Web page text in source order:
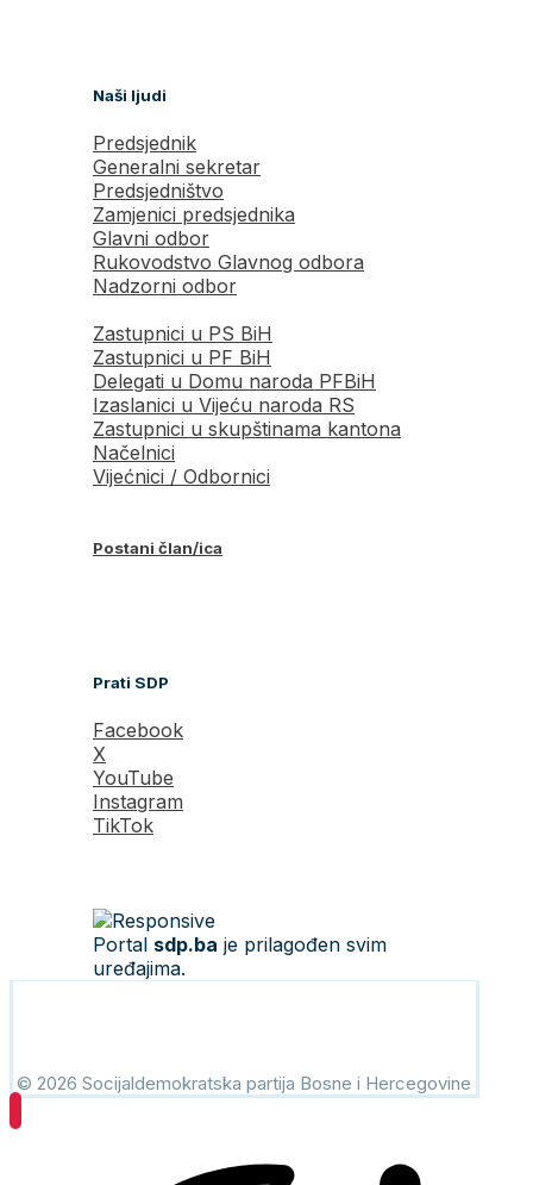
Naši ljudi
Predsjednik
Generalni sekretar
Predsjedništvo
Zamjenici predsjednika
Glavni odbor
Rukovodstvo Glavnog odbora
Nadzorni odbor
Zastupnici u PS BiH
Zastupnici u PF BiH
Delegati u Domu naroda PFBiH
Izaslanici u Vijeću naroda RS
Zastupnici u skupštinama kantona
Načelnici
Vijećnici / Odbornici
Postani član/ica
Prati SDP
Facebook
X
YouTube
Instagram
TikTok
Portal sdp.ba je prilagođen svim
uređajima.
© 2026 Socijaldemokratska partija Bosne i Hercegovine